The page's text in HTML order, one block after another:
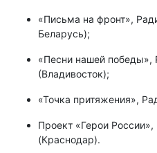
«Письма на фронт»,
Беларусь);
«Песни нашей победы»,
(Владивосток);
«Точка притяжения»,
Проект «Герои
(Краснодар).